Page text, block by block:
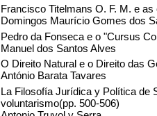
Francisco Titelmans O. F. M. e
Domingos Maurício Gomes dos
Pedro da Fonseca e o "Cursus
Manuel dos Santos Alves
O Direito Natural e o Direito das
António Barata Tavares
La Filosofía Jurídica y Política de
voluntarismo(pp. 500-506)